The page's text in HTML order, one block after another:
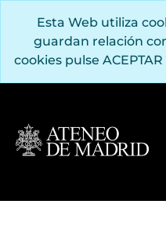
Esta Web utiliza
guardan relación
cookies pulse